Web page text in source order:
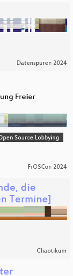
Datenspuren 2024
Freier
Source Lobbying
FrOSCon 2024
die
Termine]
Chaotikum